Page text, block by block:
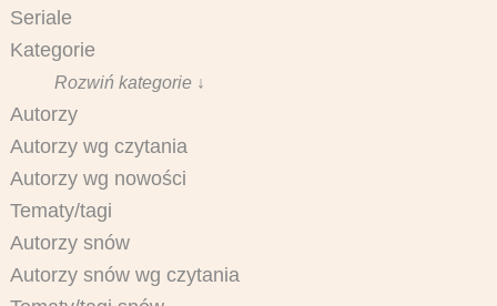
Seriale
Kategorie
Rozwiń kategorie ↓
Autorzy
Autorzy wg czytania
Autorzy wg nowości
Tematy/tagi
Autorzy snów
Autorzy snów wg czytania